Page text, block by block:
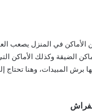
الأماكن في المنزل يصعب
الضيقة وكذلك الأماكن
برش المبيدات، وهنا